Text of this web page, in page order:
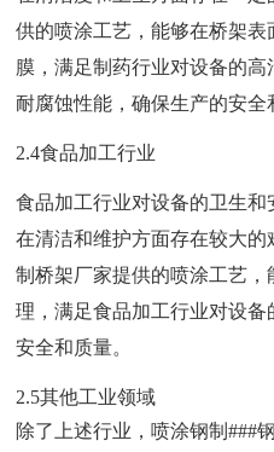
供的喷涂工艺，能够在桥架
膜，满足制药行业对设备的
耐腐蚀性能，确保生产的安全
2.4食品加工行业
食品加工行业对设备的卫生
在清洁和维护方面存在较大
制桥架厂家提供的喷涂工艺
理，满足食品加工行业对设
安全和质量。
2.5其他工业领域
除了上述行业，喷涂钢制###